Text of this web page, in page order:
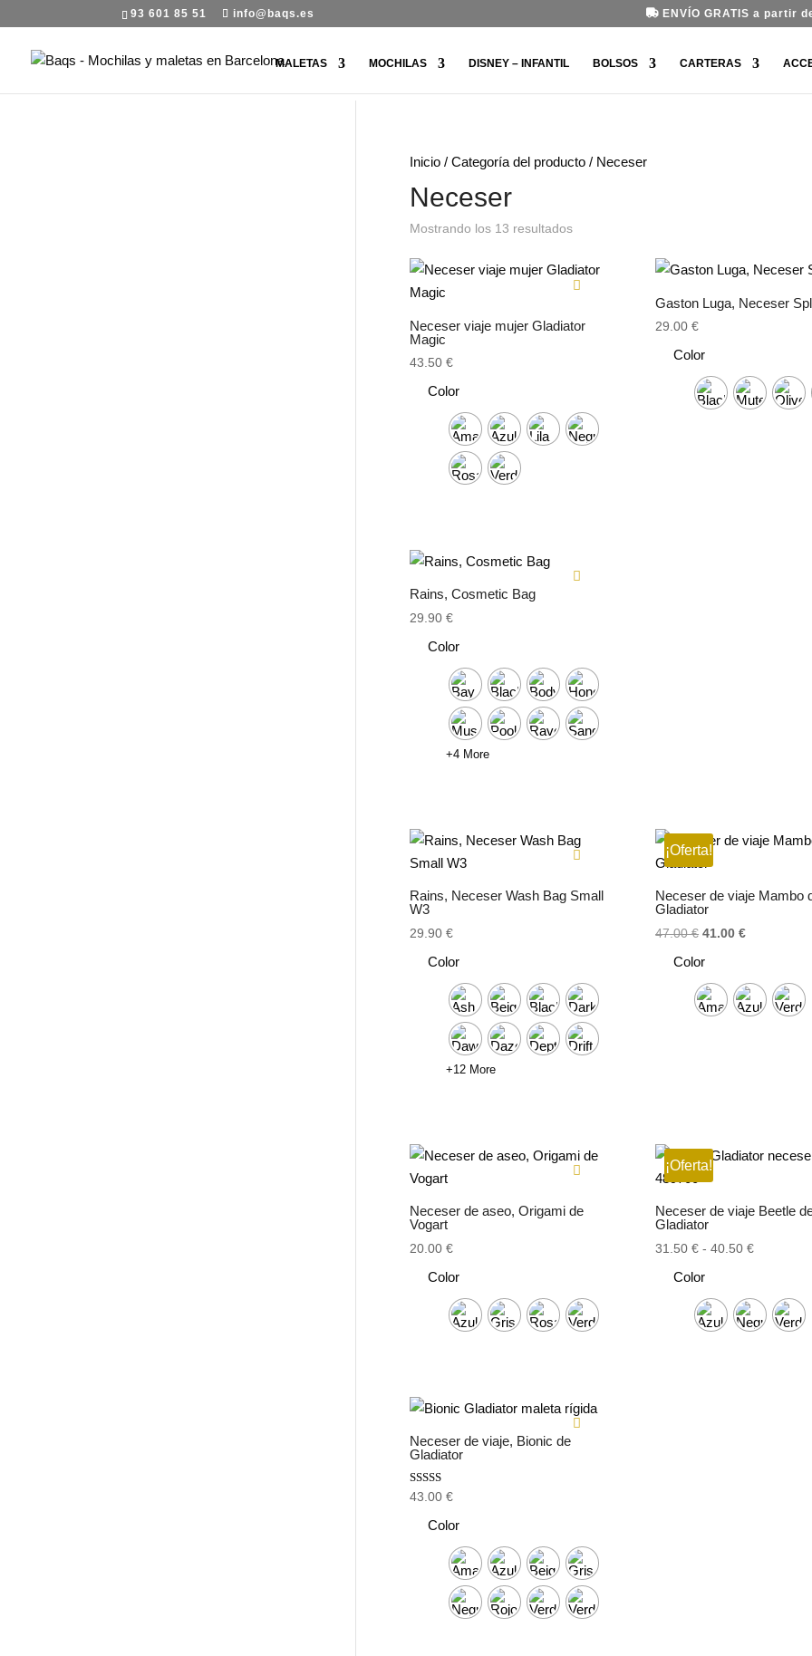
93 601 85 51 info@baqs.es ENVÍO GRATIS a partir
MALETAS MOCHILAS DISNEY – INFANTIL BOLSOS CARTERAS
Inicio/ Categoría del producto / Neceser
Neceser
Mostrando los 13 resultadosOrdenado
los
últimos
Neceser viaje mujer Gladiator
Magic
43.50 €
Color
Gaston Luga, Neceser
29.00€
Color
Rains, Cosmetic Bag
29.90 €
Color
+4 More
Rains, Neceser Wash Bag Small
W3
29.90 €
Color
+12 More
¡Oferta!
Neceser de viaje Mambo
Gladiator
47.00€ El
era:
47.00 €.
41.00€El
es:
41.00 €.
Color
Neceser de aseo, Origami de
Vogart
20.00 €
Color
¡Oferta!
Neceser de viaje Beetle
Gladiator
31.50€ - 40.50€Rango
desde
31.50 €
Color
Neceser de viaje, Bionic de
Gladiator
Valorado
con
de 5
43.00 €
Color